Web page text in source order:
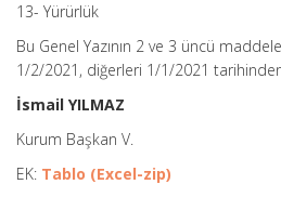
13- Yürürlük
Bu Genel Yazının 2 ve 3 üncü
1/2/2021, diğerleri 1/1/2021
İsmail YILMAZ
Kurum Başkan V.
EK: Tablo (Excel-zip)